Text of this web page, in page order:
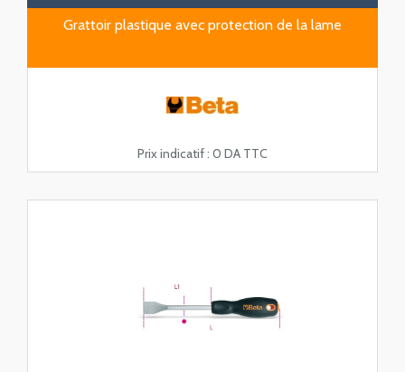
Grattoir plastique avec protection de la lame
Prix indicatif : 0 DA TTC